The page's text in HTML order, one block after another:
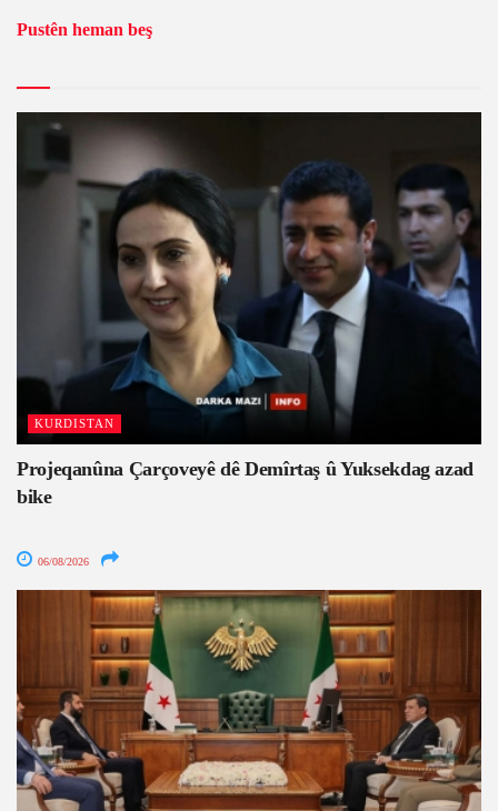
Pustên heman beş
KURDISTAN
Projeqanûna Çarçoveyê dê Demîrtaş û Yuksekdag azad
bike
06/08/2026